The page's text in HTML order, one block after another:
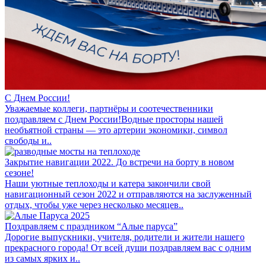
С Днем России!
Уважаемые коллеги, партнёры и соотечественники
поздравляем с Днем России!Водные просторы нашей
необъятной страны — это артерии экономики, символ
свободы и..
Закрытие навигации 2022. До встречи на борту в новом
сезоне!
Наши уютные теплоходы и катера закончили свой
навигационный сезон 2022 и отправляются на заслуженный
отдых, чтобы уже через несколько месяцев..
Поздравляем с праздником “Алые паруса”
Дорогие выпускники, учителя, родители и жители нашего
прекрасного города! От всей души поздравляем вас с одним
из самых ярких и..